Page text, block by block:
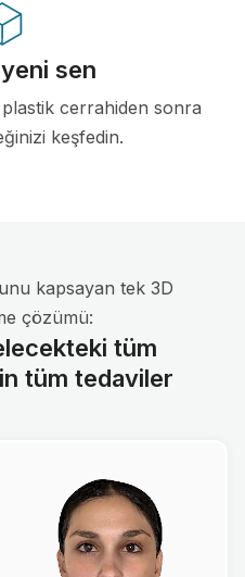
sen
cerrahiden sonra
keşfedin.
kapsayan tek 3D
çözümü:
tüm
tüm tedaviler